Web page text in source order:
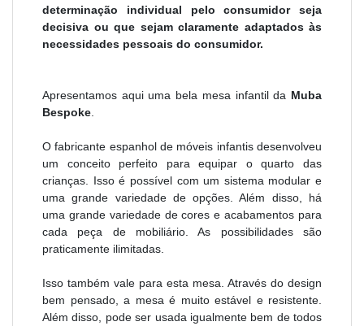
determinação individual pelo consumidor seja
decisiva ou que sejam claramente adaptados às
necessidades pessoais do consumidor.
Apresentamos aqui uma bela mesa infantil da Muba
Bespoke
O fabricante espanhol de móveis infantis desenvolveu
um conceito perfeito para equipar o quarto das
crianças. Isso é possível com um sistema modular e
uma grande variedade de opções. Além disso, há
uma grande variedade de cores e acabamentos para
cada peça de mobiliário. As possibilidades são
praticamente ilimitadas.
Isso também vale para esta mesa. Através do design
bem pensado, a mesa é muito estável e resistente.
Além disso, pode ser usada igualmente bem de todos